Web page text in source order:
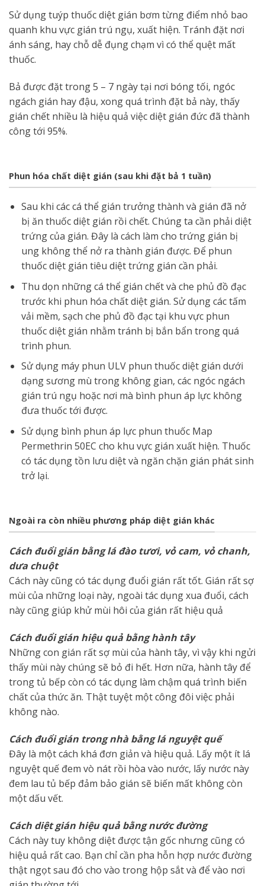
Sử dụng tuýp thuốc diệt gián bơm từng điểm nhỏ bao
quanh khu vực gián trú ngụ, xuất hiện. Tránh đặt nơi
ánh sáng, hay chỗ dễ đụng chạm vì có thể quệt mất
thuốc.
Bả được đặt trong 5 – 7 ngày tại nơi bóng tối, ngóc
ngách gián hay đậu, xong quá trình đặt bả này, thấy
gián chết nhiều là hiệu quả việc diệt gián đức đã thành
công tới 95%.
Phun hóa chất diệt gián (sau khi đặt bả 1 tuần)
Sau khi các cá thể gián trưởng thành và gián đã nở
bị ăn thuốc diệt gián rồi chết. Chúng ta cần phải diệt
trứng của gián. Đây là cách làm cho trứng gián bị
ung không thể nở ra thành gián được. Để phun
thuốc diệt gián tiêu diệt trứng gián cần phải.
Thu dọn những cá thể gián chết và che phủ đồ đạc
trước khi phun hóa chất diệt gián. Sử dụng các tấm
vải mềm, sạch che phủ đồ đạc tại khu vực phun
thuốc diệt gián nhằm tránh bị bắn bẩn trong quá
trình phun.
Sử dụng máy phun ULV phun thuốc diệt gián dưới
dạng sương mù trong không gian, các ngóc ngách
gián trú ngụ hoặc nơi mà bình phun áp lực không
đưa thuốc tới được.
Sử dụng bình phun áp lực phun thuốc Map
Permethrin 50EC cho khu vực gián xuất hiện. Thuốc
có tác dụng tồn lưu diệt và ngăn chặn gián phát sinh
trở lại.
Ngoài ra còn nhiều phương pháp diệt gián khác
Cách đuổi gián bằng lá đào tươi, vỏ cam, vỏ chanh,
dưa chuột
Cách này cũng có tác dụng đuổi gián rất tốt. Gián rất sợ
mùi của những loại này, ngoài tác dụng xua đuổi, cách
này cũng giúp khử mùi hôi của gián rất hiệu quả
Cách đuổi gián hiệu quả bằng hành tây
Những con gián rất sợ mùi của hành tây, vì vậy khi ngửi
thấy mùi này chúng sẽ bỏ đi hết. Hơn nữa, hành tây để
trong tủ bếp còn có tác dụng làm chậm quá trình biến
chất của thức ăn. Thật tuyệt một công đôi việc phải
không nào.
Cách đuổi gián trong nhà bằng lá nguyệt quế
Đây là một cách khá đơn giản và hiệu quả. Lấy một ít lá
nguyệt quế đem vò nát rồi hòa vào nước, lấy nước này
đem lau tủ bếp đảm bảo gián sẽ biến mất không còn
một dấu vết.
Cách diệt gián hiệu quả bằng nước đường
Cách này tuy không diệt được tận gốc nhưng cũng có
hiệu quả rất cao. Bạn chỉ cần pha hỗn hợp nước đường
thật ngọt sau đó cho vào trong hộp sắt và để vào nơi